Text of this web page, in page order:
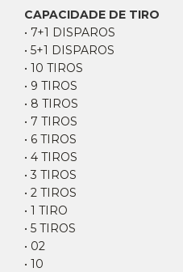
CAPACIDADE DE TIRO
• 7+1 DISPAROS
• 5+1 DISPAROS
• 10 TIROS
• 9 TIROS
• 8 TIROS
• 7 TIROS
• 6 TIROS
• 4 TIROS
• 3 TIROS
• 2 TIROS
• 1 TIRO
• 5 TIROS
• 02
• 10